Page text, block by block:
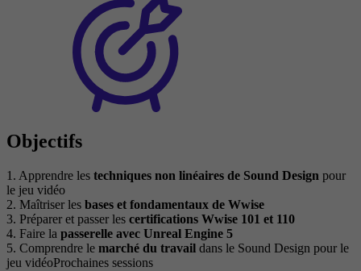
Objectifs
1. Apprendre les techniques non linéaires de Sound Design pour
le jeu vidéo
2. Maîtriser les bases et fondamentaux de Wwise
3. Préparer et passer les certifications Wwise 101 et 110
4. Faire la passerelle avec Unreal Engine 5
5. Comprendre le marché du travail dans le Sound Design pour le
jeu vidéoProchaines sessions